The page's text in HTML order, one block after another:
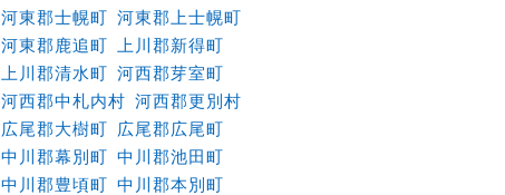
河東郡士幌町 河東郡上士幌町
河東郡鹿追町
上川郡新得町
上川郡清水町 河西郡芽室町
河西郡中札内村 河西郡更別村
広尾郡大樹町 広尾郡広尾町
中川郡幕別町 中川郡池田町
中川郡豊頃町 中川郡本別町